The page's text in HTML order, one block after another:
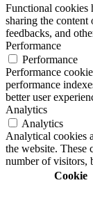
Functional cookies
sharing the
feedbacks, and
Performance
Performance
Performance
performance
better user
Analytics
Analytics
Analytical cookies
the website. These
number of visitors,
Cookie